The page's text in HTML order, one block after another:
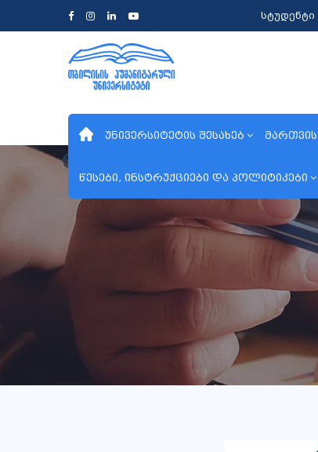
სტუდენტი
უნივერსიტეტის შესახებ
წესები, ინსტრუქციები და პოლიტიკები